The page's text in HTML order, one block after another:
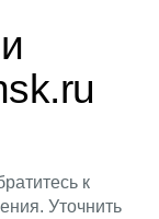
к
Уточнить